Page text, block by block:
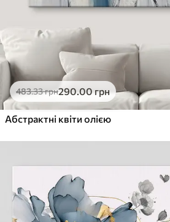
483.33грн290.00грн
Абстрактні квіти олією